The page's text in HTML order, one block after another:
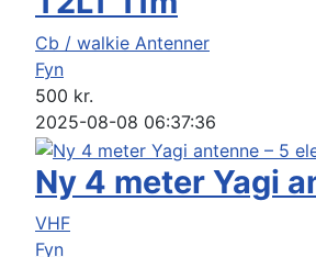
Cb / walkie Antenner
Fyn
500 kr.
2025-08-08 06:37:36
Ny 4 meter Yagi
VHF
Fyn